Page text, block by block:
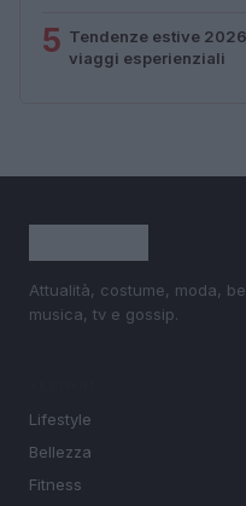
5 Tendenze estive
viaggi esperienziali
Attualità, costume, moda,
musica, tv e gossip.
Lifestyle
Bellezza
Fitness